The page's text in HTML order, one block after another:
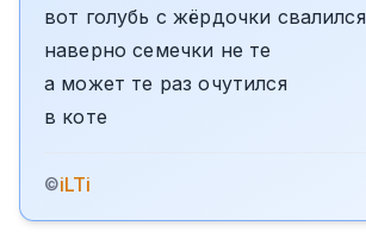
вот голубь с жёрдочки свалился
наверно семечки не те
а может те раз очутился
в коте
©iLTi